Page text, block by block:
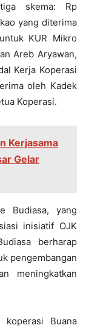
skema: Rp
yang diterima
KUR Mikro
Areb Aryawan,
Kerja Koperasi
oleh Kadek
Koperasi.
Kerjasama
Gelar
Budiasa, yang
inisiatif OJK
berharap
pengembangan
meningkatkan
koperasi Buana